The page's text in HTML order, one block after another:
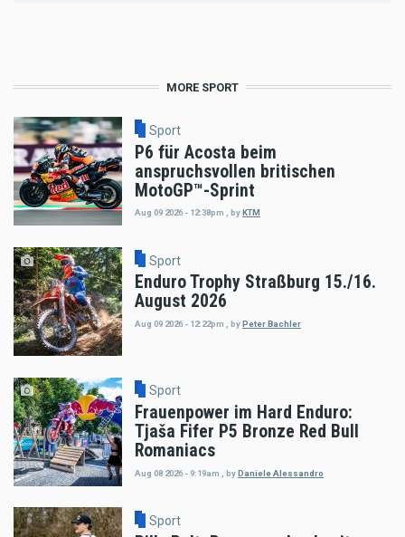
MORE SPORT
Sport
P6 für Acosta beim
anspruchsvollen britischen
MotoGP™-Sprint
Aug 09 2026 - 12:38pm byKTM
Sport
Enduro Trophy Straßburg 15./16.
August 2026
Aug 09 2026 - 12:22pm byPeter Bachler
Sport
Frauenpower im Hard Enduro:
Tjaša Fifer P5 Bronze Red Bull
Romaniacs
Aug 08 2026 - 9:19am byDaniele Alessandro
Sport